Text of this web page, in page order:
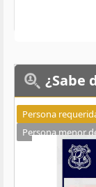
¿Sabe
Persona
Persona menor